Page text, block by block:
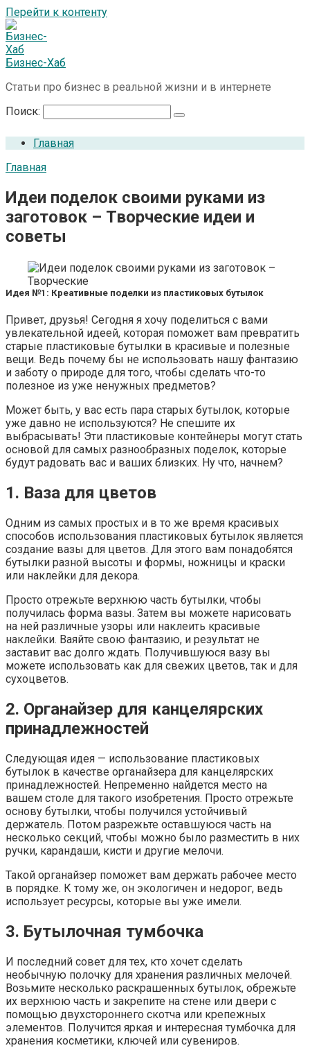
Перейти к контенту
Бизнес-Хаб
Статьи про бизнес в реальной жизни и в интернете
Поиск:
Главная
Главная
Идеи поделок своими руками из
заготовок – Творческие идеи и
советы
Идея №1: Креативные поделки из пластиковых бутылок
Привет, друзья! Сегодня я хочу поделиться с вами
увлекательной идеей, которая поможет вам превратить
старые пластиковые бутылки в красивые и полезные
вещи. Ведь почему бы не использовать нашу фантазию
и заботу о природе для того, чтобы сделать что-то
полезное из уже ненужных предметов?
Может быть, у вас есть пара старых бутылок, которые
уже давно не используются? Не спешите их
выбрасывать! Эти пластиковые контейнеры могут стать
основой для самых разнообразных поделок, которые
будут радовать вас и ваших близких. Ну что, начнем?
1. Ваза для цветов
Одним из самых простых и в то же время красивых
способов использования пластиковых бутылок является
создание вазы для цветов. Для этого вам понадобятся
бутылки разной высоты и формы, ножницы и краски
или наклейки для декора.
Просто отрежьте верхнюю часть бутылки, чтобы
получилась форма вазы. Затем вы можете нарисовать
на ней различные узоры или наклеить красивые
наклейки. Ваяйте свою фантазию, и результат не
заставит вас долго ждать. Получившуюся вазу вы
можете использовать как для свежих цветов, так и для
сухоцветов.
2. Органайзер для канцелярских
принадлежностей
Следующая идея — использование пластиковых
бутылок в качестве органайзера для канцелярских
принадлежностей. Непременно найдется место на
вашем столе для такого изобретения. Просто отрежьте
основу бутылки, чтобы получился устойчивый
держатель. Потом разрежьте оставшуюся часть на
несколько секций, чтобы можно было разместить в них
ручки, карандаши, кисти и другие мелочи.
Такой органайзер поможет вам держать рабочее место
в порядке. К тому же, он экологичен и недорог, ведь
использует ресурсы, которые вы уже имели.
3. Бутылочная тумбочка
И последний совет для тех, кто хочет сделать
необычную полочку для хранения различных мелочей.
Возьмите несколько раскрашенных бутылок, обрежьте
их верхнюю часть и закрепите на стене или двери с
помощью двухстороннего скотча или крепежных
элементов. Получится яркая и интересная тумбочка для
хранения косметики, ключей или сувениров.